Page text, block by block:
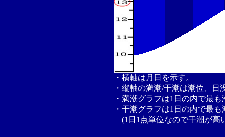
・横軸は月日を示す。
・縦軸の満潮/干潮は潮位、
・満潮グラフは1日の内で最
・干潮グラフは1日の内で最
(1日1点単位なので干潮が高